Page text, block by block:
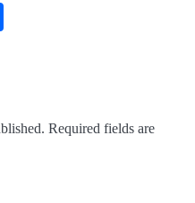
Required fields are